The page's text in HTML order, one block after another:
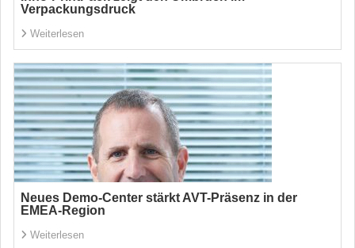
Verpackungsdruck
Weiterlesen
Neues Demo-Center stärkt AVT-Präsenz in der
EMEA-Region
Weiterlesen